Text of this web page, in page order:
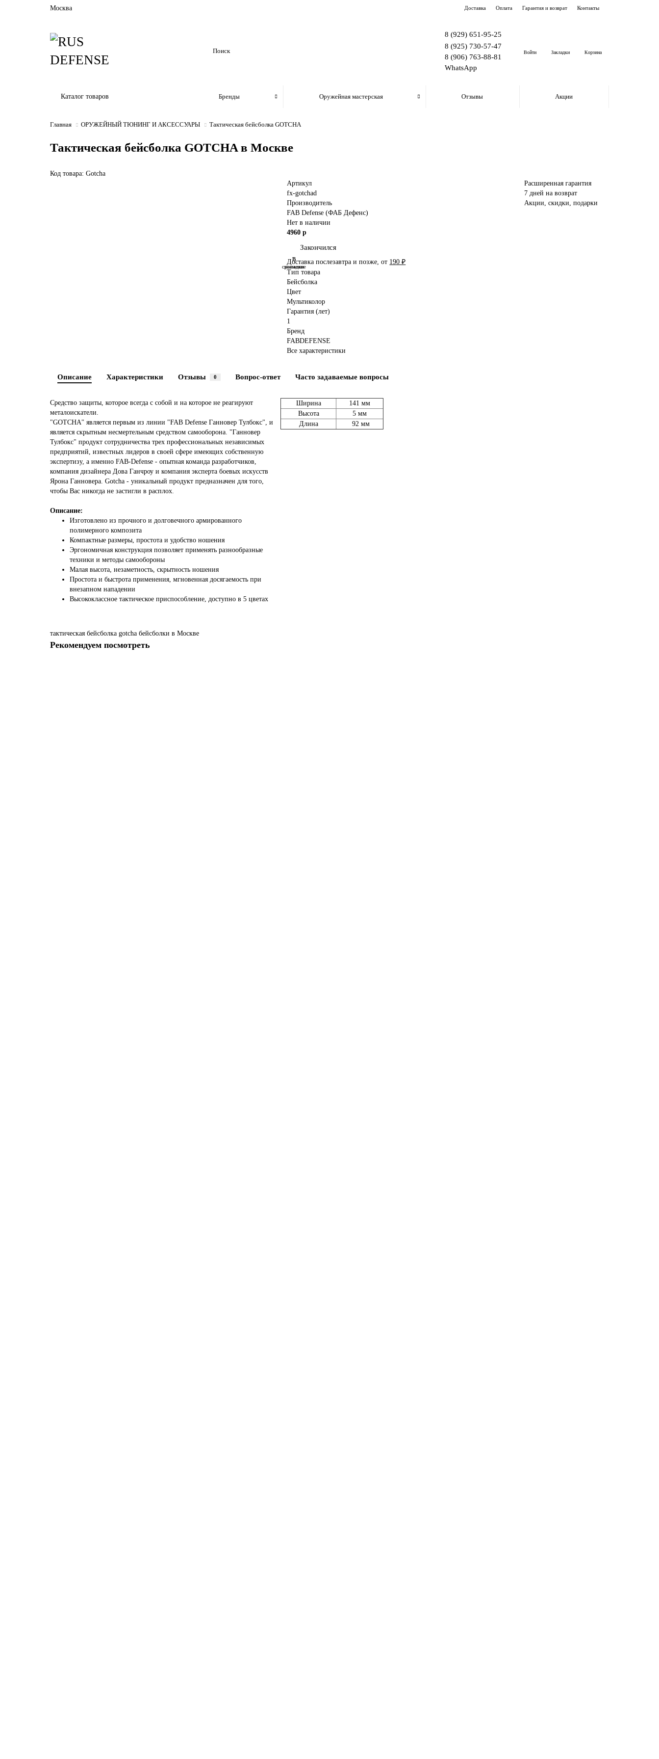
Москва Доставка Оплата Гарантия и возврат Контакты
8 (929) 651-95-25
8 (925) 730-57-47
8 (906) 763-88-81
WhatsApp
Войти Закладки Корзина
Каталог товаров Бренды Оружейная мастерская Отзывы Акции
Главная ОРУЖЕЙНЫЙ ТЮНИНГ И АКСЕССУАРЫ Тактическая бейсболка GOTCHA
Тактическая бейсболка GOTCHA в Москве
Код товара: Gotcha
Артикул
fx-gotchad
Производитель
FAB Defense (ФАБ Дефенс)
Нет в наличии
4960 р
Закончился
В
закладки
В
сравнение
Доставка послезавтра и позже, от 190 ₽
Тип товара
Бейсболка
Цвет
Мультиколор
Гарантия (лет)
1
Бренд
FABDEFENSE
Все характеристики
Расширенная гарантия
7 дней на возврат
Акции, скидки, подарки
Описание Характеристики Отзывы 0 Вопрос-ответ Часто задаваемые вопросы
Средство защиты, которое всегда с собой и на которое не реагируют
металоискатели.
"GOTCHA" является первым из линии "FAB Defense Ганновер Тулбокс", и
является скрытным несмертельным средством самооборона. "Ганновер
Тулбокс" продукт сотрудничества трех профессиональных независимых
предприятий, известных лидеров в своей сфере имеющих собственную
экспертизу, а именно FAB-Defense - опытная команда разработчиков,
компания дизайнера Дова Ганчроу и компания эксперта боевых искусств
Ярона Ганновера. Gotcha - уникальный продукт предназначен для того,
чтобы Вас никогда не застигли в расплох.
Описание:
Изготовлено из прочного и долговечного армированного
полимерного композита
Компактные размеры, простота и удобство ношения
Эргономичная конструкция позволяет применять разнообразные
техники и методы самообороны
Малая высота, незаметность, скрытность ношения
Простота и быстрота применения, мгновенная досягаемость при
внезапном нападении
Высококлассное тактическое приспособление, доступно в 5 цветах
Ширина
141 мм
Высота
5 мм
Длина
92 мм
тактическая бейсболка gotcha бейсболки в Москве
Рекомендуем посмотреть